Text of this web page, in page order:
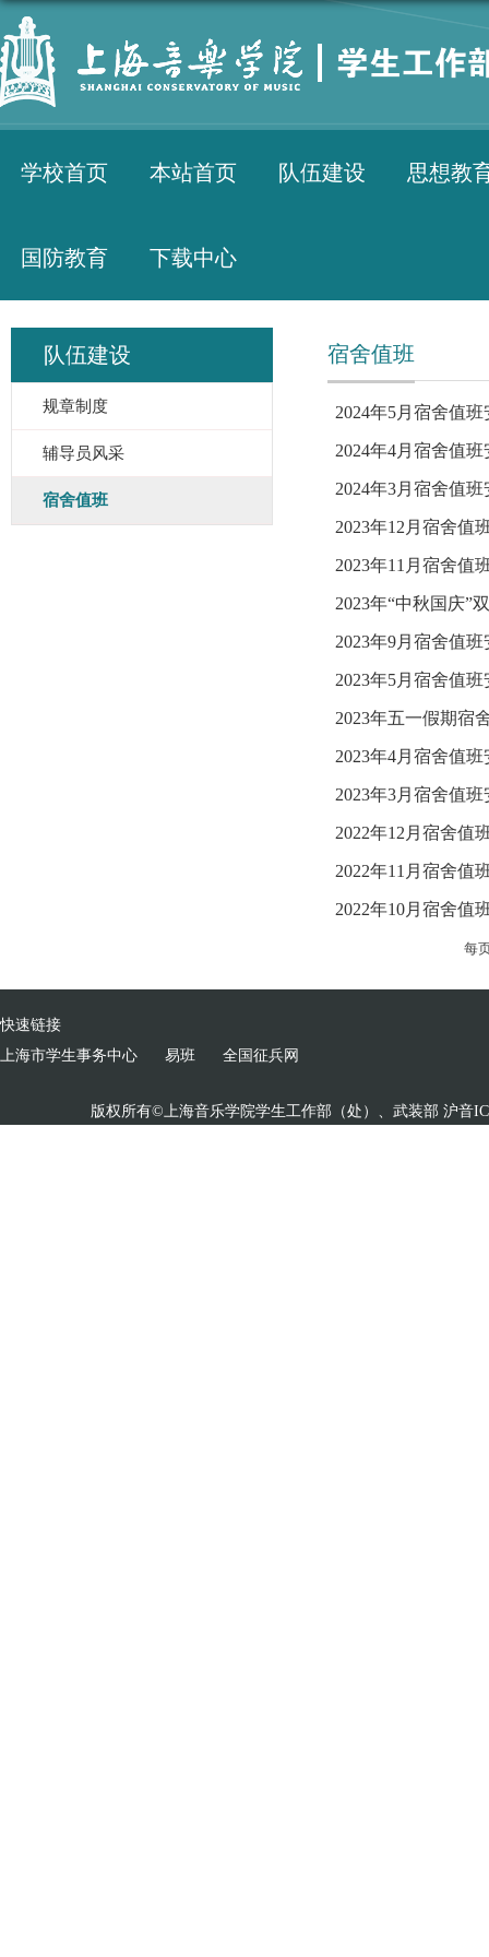
学校首页 本站首页 队伍建设 思想教
国防教育 下载中心
队伍建设
规章制度
辅导员风采
宿舍值班
宿舍值班
2024年5月宿舍值班
2024年4月宿舍值班
2024年3月宿舍值班
2023年12月宿舍值
2023年11月宿舍值
2023年“中秋国庆”
2023年9月宿舍值班
2023年5月宿舍值班
2023年五一假期宿
2023年4月宿舍值班
2023年3月宿舍值班
2022年12月宿舍值
2022年11月宿舍值
2022年10月宿舍值
每
快速链接
上海市学生事务中心
易班 全国征兵网
版权所有©上海音乐学院学生工作部（处）、武装部 沪音